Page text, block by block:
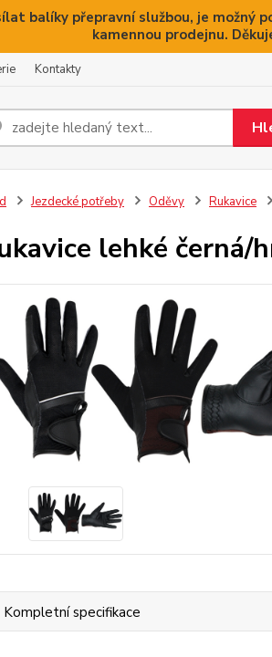
balíky přepravní službou, je
kamennou prodejnu.
Kontakty
Jezdecké potřeby Oděvy Rukavice
lehké černá/
Kompletní specifikace